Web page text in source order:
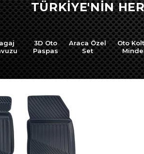
YERİNE HIZLI
3D Oto
Paspas
Araca Özel
Set
Oto